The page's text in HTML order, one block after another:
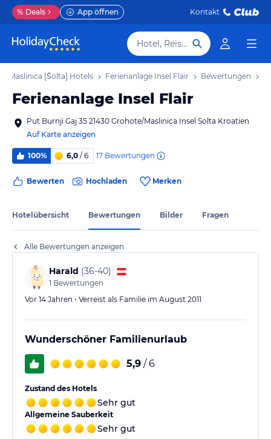
% Deals App öffnen Kontakt
Hotel, Reiseziel
Maslinica [Šolta] Hotels Ferienanlage Insel Flair Bewertungen
Ferienanlage Insel Flair
Put Burnji Gaj 35 21430 Grohote/Maslinica Insel Solta Kroatien
Auf Karte anzeigen
100% 6,0 / 6 17 Bewertungen
Bewerten Hochladen Merken
Hotelübersicht Bewertungen Bilder Fragen
Alle Bewertungen anzeigen
Harald (36-40)
1 Bewertungen
Vor 14 Jahren • Verreist als Familie im August 2011
Wunderschöner Familienurlaub
5,9 / 6
Zustand des Hotels
Sehr gut
Allgemeine Sauberkeit
Sehr gut